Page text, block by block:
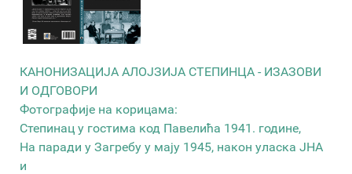
КАНОНИЗАЦИЈА АЛОЈЗИЈА СТЕПИНЦА - ИЗАЗОВИ
И ОДГОВОРИ
Фотографије на корицама:
Степинац у гостима код Павелића 1941. године,
На паради у Загребу у мају 1945, након уласка ЈНА
и